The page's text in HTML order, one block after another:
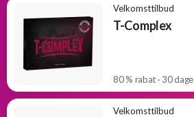
Velkomsttilbud
T-Complex
80 % rabat · 30 dage
Velkomsttilbud